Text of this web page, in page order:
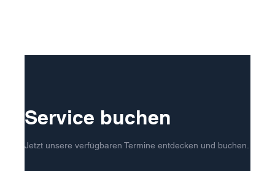
Service buchen
Jetzt unsere verfügbaren Termine entdecken und buchen.